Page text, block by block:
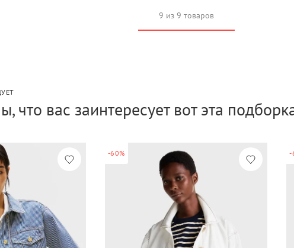
9 из 9 товаров
что вас заинтересует вот эта
-60% -